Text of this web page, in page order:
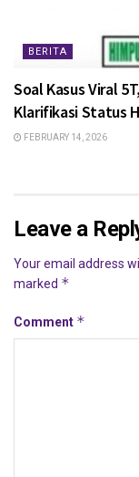
BERITA
Soal Kasus Viral
Klarifikasi Status
FEBRUARY 14, 2026
Leave a
Your email address
marked *
Comment *